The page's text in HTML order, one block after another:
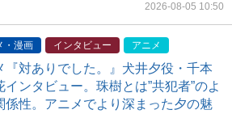
2026-08-05 10:50
・漫画 インタビュー アニメ
『対ありでした。』犬井夕役・千本
インタビュー。珠樹とは”共犯者”のよ
係性。アニメでより深まった夕の魅